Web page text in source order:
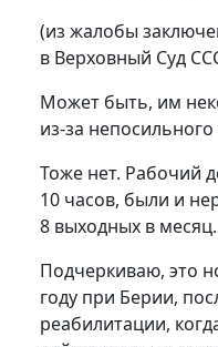
(из жалобы
в Верховный Суд
Может быть, им
из-за непосильного
Тоже нет. Рабочий
10 часов, были и
8 выходных в месяц.
Подчеркиваю, это
году при Берии,
реабилитации,